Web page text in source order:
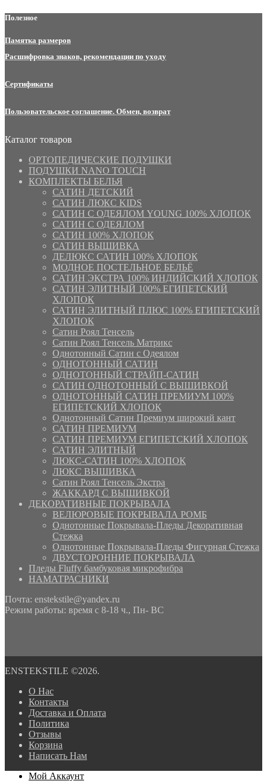
Полезное
Памятка размеров
Расшифровка знаков, рекомендации по уходу
Сертификаты
Пользовательское соглашение. Обмен, возврат
Каталог товаров
ОРТОПЕДИЧЕСКИЕ ПОДУШКИ
ПОДУШКИ NANO TOUCH
КОМПЛЕКТЫ БЕЛЬЯ
САТИН ДЕТСКИЙ
САТИН ЛЮКС KIDS
САТИН С ОДЕЯЛОМ YOUNG 100% ХЛОПОК
САТИН С ОДЕЯЛОМ
САТИН 100% ХЛОПОК
САТИН ВЫШИВКА
ДЕЛЮКС САТИН 100% ХЛОПОК
МОДНОЕ ПОСТЕЛЬНОЕ БЕЛЬЁ
САТИН ЭКСТРА 100% ИНДИЙСКИЙ ХЛОПОК
САТИН ЭЛИТНЫЙ 100% ЕГИПЕТСКИЙ
ХЛОПОК
САТИН ЭЛИТНЫЙ ПЛЮС 100% ЕГИПЕТСКИЙ
ХЛОПОК
Сатин Роял Тенсель
Сатин Роял Тенсель Матрикс
Однотонный Сатин с Одеялом
ОДНОТОННЫЙ САТИН
ОДНОТОННЫЙ СТРАЙП-САТИН
САТИН ОДНОТОННЫЙ С ВЫШИВКОЙ
ОДНОТОННЫЙ САТИН ПРЕМИУМ 100%
ЕГИПЕТСКИЙ ХЛОПОК
Однотонный Сатин Премиум широкий кант
САТИН ПРЕМИУМ
САТИН ПРЕМИУМ ЕГИПЕТСКИЙ ХЛОПОК
САТИН ЭЛИТНЫЙ
ЛЮКС-САТИН 100% ХЛОПОК
ЛЮКС ВЫШИВКА
Сатин Роял Тенсель Экстра
ЖАККАРД С ВЫШИВКОЙ
ДЕКОРАТИВНЫЕ ПОКРЫВАЛА
ВЕЛЮРОВЫЕ ПОКРЫВАЛА РОМБ
Однотонные Покрывала-Пледы Декоративная
Стежка
Однотонные Покрывала-Пледы Фигурная Стежка
ДВУСТОРОННИЕ ПОКРЫВАЛА
Пледы Fluffy бамбуковая микрофибра
НАМАТРАСНИКИ
Почта: enstekstile@yandex.ru
Режим работы: время с 8-18 ч., Пн- ВС
ENSTEKSTILE ©2026.
О Нас
Контакты
Доставка и Оплата
Политика
Отзывы
Корзина
Написать Нам
Мой Аккаунт